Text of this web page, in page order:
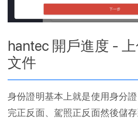
hantec 開戶進度 -
文件
身份證明基本上就是使用身分
完正反面、駕照正反面然後儲